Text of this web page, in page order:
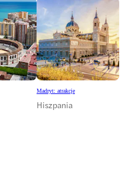
Madryt: atrakcje
Hiszpania